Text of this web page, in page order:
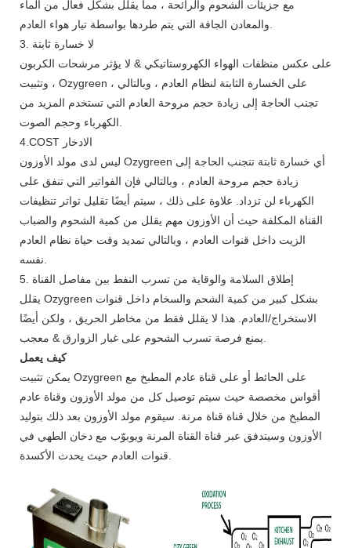
مع جزيئات الشحوم والرائحة ، مما يقلل بشكل فعال من الماء
3. لا خسارة ثابتة
على عكس منظفات الهواء الكهروستاتيكي & لا يؤثر مرشحات الكربون
، وتثبيت Ozygreen ، على الخسارة الثابتة لنظام العادم ، وبالتالي
تجنب الحاجة إلى زيادة حجم مروحة العادم التي تستخدم المزيد من
4.COST الادخار
ليس لدى مولد الأوزون Ozygreen أي خسارة ثابتة تتجنب الحاجة إلى
زيادة حجم مروحة العادم ، وبالتالي فإن الفواتير التي تنفق على
الكهرباء لن تزداد. علاوة على ذلك ، سيتم أيضًا تقليل تواتر تنظيفات
القناة المكلفة حيث أن الأوزون مهم يقلل من كمية الشحوم والضباب
الزيت داخل قنوات العادم ، وبالتالي تمديد وقت حياة نظام العادم
5. إطلاق السلامة والوقاية من تسرب النفط بين مفاصل القناة
يقلل Ozygreen بشكل كبير من كمية الشحم والسخام داخل قنوات
الاستخراج/العادم. هذا لا يقلل فقط من مخاطر الحريق ، ولكن أيضًا
كيف يعمل
يمكن تثبيت Ozygreen على الحائط أو على قناة عادم المطبخ مع
أقواس مخصصة حيث سيتم توصيل كل من مولد الأوزون وقناة عادم
المطبخ من خلال قناة قناة مرنة. سيقوم مولد الأوزون بعد ذلك بتوليد
الأوزون وسيتدفق عبر قناة القناة المرنة ويوبوّب مع دخان الطهي في